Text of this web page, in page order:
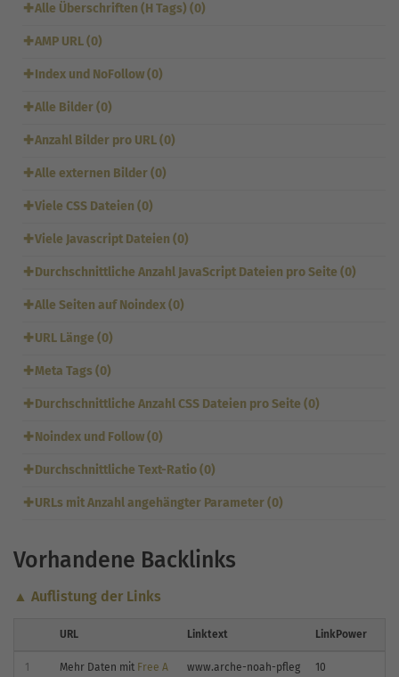
✚Alle Überschriften (H Tags) (0)
✚AMP URL (0)
✚Index und NoFollow (0)
✚Alle Bilder (0)
✚Anzahl Bilder pro URL (0)
✚Alle externen Bilder (0)
✚Viele CSS Dateien (0)
✚Viele Javascript Dateien (0)
✚Durchschnittliche Anzahl JavaScript Dateien pro Seite (0)
✚Alle Seiten auf Noindex (0)
✚URL Länge (0)
✚Meta Tags (0)
✚Durchschnittliche Anzahl CSS Dateien pro Seite (0)
✚Noindex und Follow (0)
✚Durchschnittliche Text-Ratio (0)
✚URLs mit Anzahl angehängter Parameter (0)
Vorhandene Backlinks
▲ Auflistung der Links
URL Linktext LinkPower
1 Mehr Daten mit Free A
www.arche-noah-pfleg
10